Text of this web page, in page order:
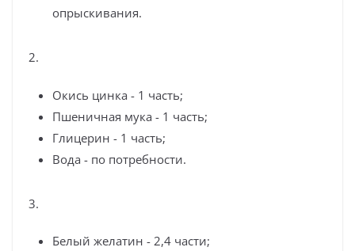
опрыскивания.
2.
Окись цинка - 1 часть;
Пшеничная мука - 1 часть;
Глицерин - 1 часть;
Вода - по потребности.
3.
Белый желатин - 2,4 части;